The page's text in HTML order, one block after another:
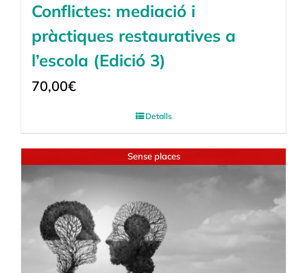
Conflictes: mediació i
pràctiques restauratives a
l’escola (Edició 3)
70,00€
Detalls
Sense places